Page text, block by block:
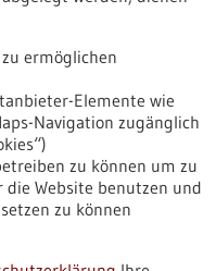
ermöglichen
Elemente wie
Navigation zugänglich
zu können um zu
Website benutzen und
zu können